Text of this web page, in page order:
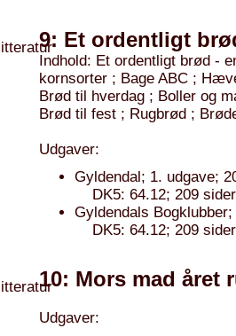
9: Et ordentligt
Indhold: Et ordentligt brød -
kornsorter ; Bage ABC ;
Brød til hverdag ; Boller og
Brød til fest ; Rugbrød ;
Udgaver:
Gyldendal; 1. udgave;
DK5: 64.12; 209
Gyldendals
DK5: 64.12; 209
10: Mors mad året
Udgaver: